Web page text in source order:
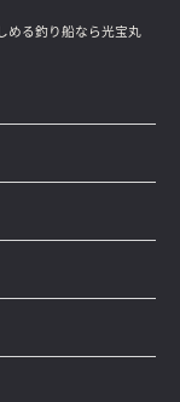
める釣り船なら光宝丸